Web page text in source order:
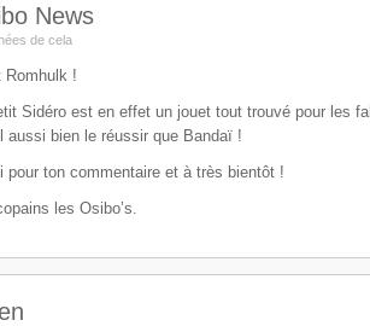
News
de cela
Romhulk !
Sidéro est en effet un jouet tout trouvé pour les
aussi bien le réussir que Bandaï !
pour ton commentaire et à très bientôt !
les Osibo’s.